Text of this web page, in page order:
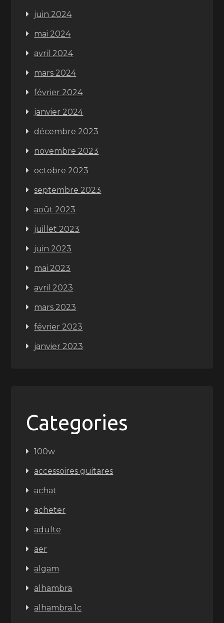
juin 2024
mai 2024
avril 2024
mars 2024
février 2024
janvier 2024
décembre 2023
novembre 2023
octobre 2023
septembre 2023
août 2023
juillet 2023
juin 2023
mai 2023
avril 2023
mars 2023
février 2023
janvier 2023
Categories
100w
accessoires guitares
achat
acheter
adulte
aer
algam
alhambra
alhambra 1c